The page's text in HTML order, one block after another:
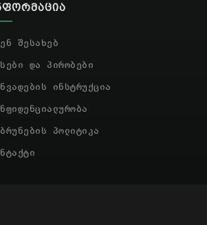
შესახებ
და პირობები
ინსტრუქცია
პოლიტიკა